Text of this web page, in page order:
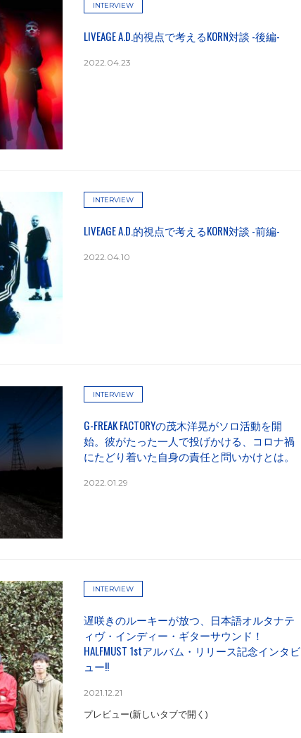
INTERVIEW
LIVEAGE A.D.的視点で考えるKORN対談 -後編-
2022.04.23
INTERVIEW
LIVEAGE A.D.的視点で考えるKORN対談 -前編-
2022.04.10
INTERVIEW
G-FREAK FACTORYの茂木洋晃がソロ活動を開
始。彼がたった一人で投げかける、コロナ禍
にたどり着いた自身の責任と問いかけとは。
2022.01.29
INTERVIEW
遅咲きのルーキーが放つ、日本語オルタナテ
ィヴ・インディー・ギターサウンド！
HALFMUST 1stアルバム・リリース記念インタビ
ュー!!
2021.12.21
プレビュー(新しいタブで開く)